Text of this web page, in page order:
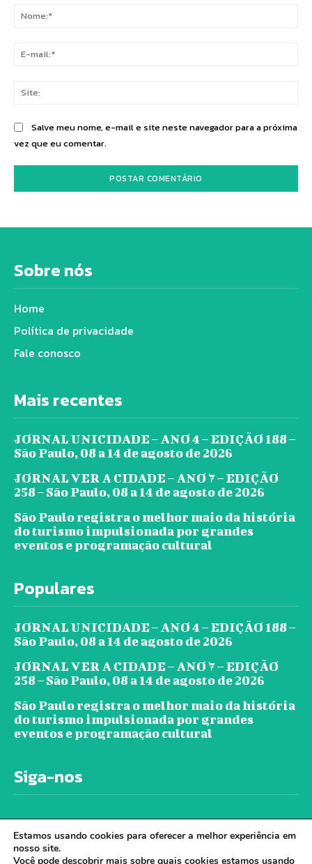
Salve meu nome, e-mail e site neste navegador para a próxima
vez que eu comentar.
Sobre nós
Home
Política de privacidade
Fale conosco
Mais recentes
JORNAL UNICIDADE – ANO 4 – EDIÇÃO 188 –
São Paulo, 08 a 14 de agosto de 2026
JORNAL VER A CIDADE – ANO 7 – EDIÇÃO
258 – São Paulo, 08 a 14 de agosto de 2026
São Paulo registra o melhor maio da história
do turismo impulsionada por grandes
eventos e programação cultural
Populares
JORNAL UNICIDADE – ANO 4 – EDIÇÃO 188 –
São Paulo, 08 a 14 de agosto de 2026
JORNAL VER A CIDADE – ANO 7 – EDIÇÃO
258 – São Paulo, 08 a 14 de agosto de 2026
São Paulo registra o melhor maio da história
do turismo impulsionada por grandes
eventos e programação cultural
Siga-nos
Estamos usando cookies para oferecer a melhor experiência em
nosso site.
Você pode descobrir mais sobre quais cookies estamos usando